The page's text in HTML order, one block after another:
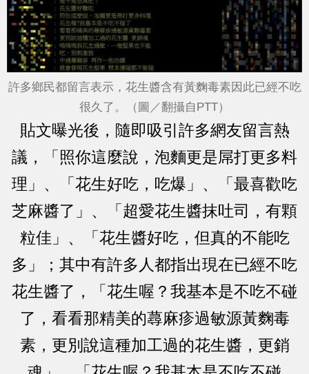
許多鄉民都留言表示，花生醬含有黃麴毒素因此已經不吃
很久了。（圖／翻攝自PTT）
貼文曝光後，隨即吸引許多網友留言熱
議，「照你這麼說，泡麵更是屌打更多料
理」、「花生好吃，吃爆」、「最喜歡吃
芝麻醬了」、「超愛花生醬抹吐司，有顆
粒佳」、「花生醬好吃，但真的不能吃
多」；其中有許多人都指出現在已經不吃
花生醬了，「花生喔？我基本是不吃不碰
了，看看那精美的蕁麻疹過敏源黃麴毒
素，更別說這種加工過的花生醬，更銷